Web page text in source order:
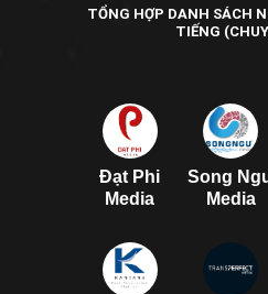
TỔNG HỢP DANH SÁCH
TIẾNG
Đạt Phi
Media
Song
Media